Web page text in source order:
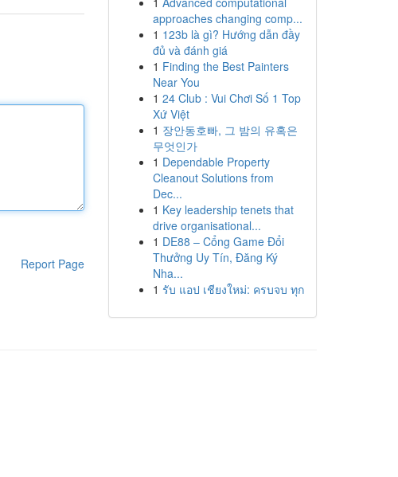
Report Page
approaches changing comp...
1 123b là gì? Hướng dẫn đầy
đủ và đánh giá
1 Finding the Best Painters
Near You
1 24 Club : Vui Chơi Số 1 Top
Xứ Việt
1 장안동호빠, 그 밤의 유혹은
무엇인가
1 Dependable Property
Cleanout Solutions from
Dec...
1 Key leadership tenets that
drive organisational...
1 DE88 – Cổng Game Đổi
Thưởng Uy Tín, Đăng Ký
Nha...
1 รับ แอป เชียงใหม่: ครบจบ ทุก